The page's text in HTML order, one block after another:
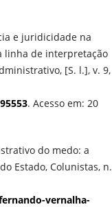
e juridicidade na
linha de interpretação
[S. l.], v. 9,
. Acesso em: 20
do medo: a
Estado, Colunistas, n.
vernalha-